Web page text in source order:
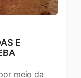
E
meio da